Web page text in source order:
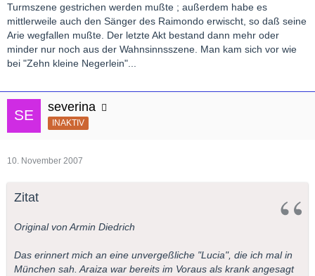
Turmszene gestrichen werden mußte ; außerdem habe es
mittlerweile auch den Sänger des Raimondo erwischt, so daß seine
Arie wegfallen mußte. Der letzte Akt bestand dann mehr oder
minder nur noch aus der Wahnsinnsszene. Man kam sich vor wie
bei "Zehn kleine Negerlein"...
severina
INAKTIV
10. November 2007
Zitat
Original von Armin Diedrich
Das erinnert mich an eine unvergeßliche "Lucia", die ich mal in
München sah. Araiza war bereits im Voraus als krank angesagt